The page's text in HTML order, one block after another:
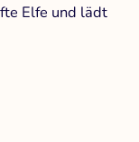
Elfe und lädt